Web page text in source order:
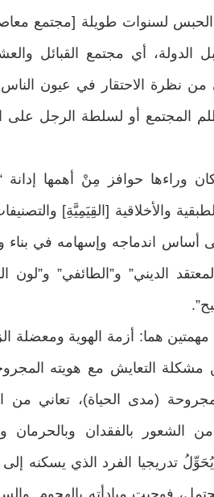
الحبس لسنوات طويلة [مجتمع
أي مجتمع القبائل
من نظرة الاحتقار في عيون
المجتمع أو لسلطة الرجل على
وراءها حوافز مِنْ أهمها إدانة
والأخلاقية [القِيَمِيَّةِ]
أساس اندماجه وإسهامه في بناء
الديني” و”الطائفي” و”لون
مهمتين هما: أزمة الهوية ومعضلة
مشكلة التعايش مع هويته
(مدى الحياة)، تعاني من
بالفقدان وبالحرمان
تدريجيا الفرد الذي يسكنه
فوجبت مبادأته بالهجوم.